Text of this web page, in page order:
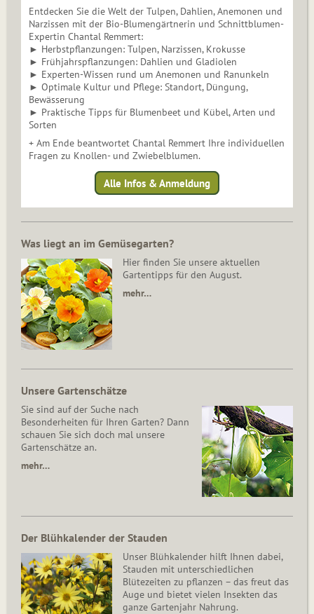
Entdecken Sie die Welt der Tulpen, Dahlien, Anemonen und
Narzissen mit der Bio-Blumengärtnerin und Schnittblumen-
Expertin Chantal Remmert:
► Herbstpflanzungen: Tulpen, Narzissen, Krokusse
► Frühjahrspflanzungen: Dahlien und Gladiolen
► Experten-Wissen rund um Anemonen und Ranunkeln
► Optimale Kultur und Pflege: Standort, Düngung,
Bewässerung
► Praktische Tipps für Blumenbeet und Kübel, Arten und
Sorten
+ Am Ende beantwortet Chantal Remmert Ihre individuellen
Fragen zu Knollen- und Zwiebelblumen.
Alle Infos & Anmeldung
Was liegt an im Gemüsegarten?
Hier finden Sie unsere aktuellen
Gartentipps für den August.
mehr…
Unsere Gartenschätze
Sie sind auf der Suche nach
Besonderheiten für Ihren Garten? Dann
schauen Sie sich doch mal unsere
Gartenschätze an.
mehr…
Der Blühkalender der Stauden
Unser Blühkalender hilft Ihnen dabei,
Stauden mit unterschiedlichen
Blütezeiten zu pflanzen – das freut das
Auge und bietet vielen Insekten das
ganze Gartenjahr Nahrung.